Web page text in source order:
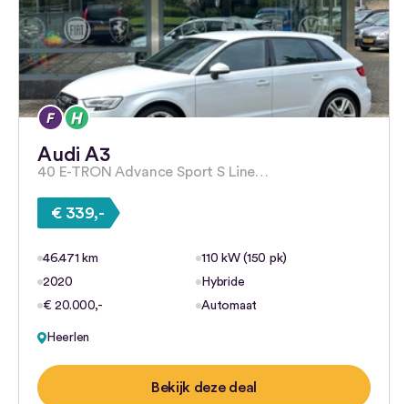
Audi A3
40 E-TRON Advance Sport S Line…
€ 339,-
46.471 km
110 kW (150 pk)
2020
Hybride
€ 20.000,-
Automaat
Heerlen
Bekijk deze deal